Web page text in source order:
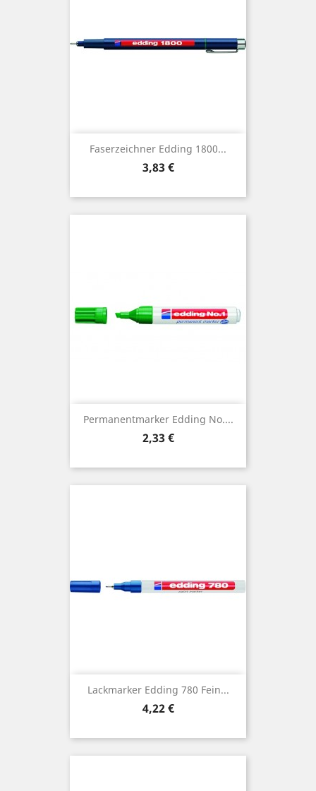
Faserzeichner Edding 1800...
Preis
3,83 €
Permanentmarker Edding No....
Preis
2,33 €
Lackmarker Edding 780 Fein...
Preis
4,22 €